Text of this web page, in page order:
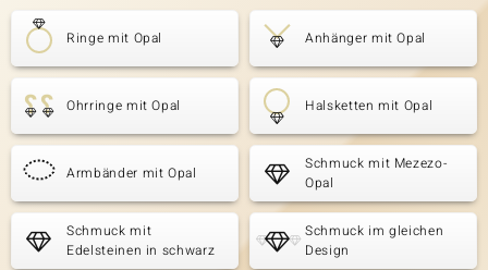
Ringe mit Opal Anhänger mit Opal
Ohrringe mit Opal Halsketten mit Opal
Armbänder mit Opal
Schmuck mit Mezezo-
Opal
Schmuck mit
Edelsteinen in schwarz
Schmuck im gleichen
Design